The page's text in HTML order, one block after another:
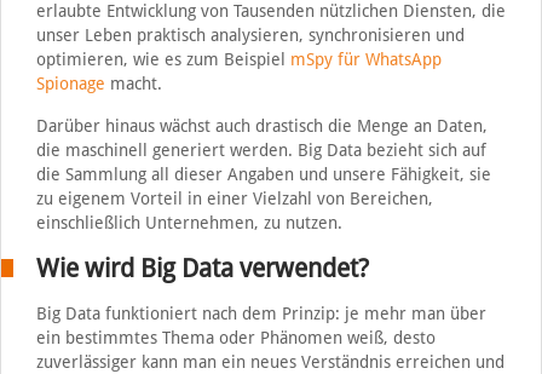
erlaubte Entwicklung von Tausenden nützlichen Diensten, die
unser Leben praktisch analysieren, synchronisieren und
optimieren, wie es zum Beispiel mSpy für WhatsApp
Spionage macht.
Darüber hinaus wächst auch drastisch die Menge an Daten,
die maschinell generiert werden. Big Data bezieht sich auf
die Sammlung all dieser Angaben und unsere Fähigkeit, sie
zu eigenem Vorteil in einer Vielzahl von Bereichen,
einschließlich Unternehmen, zu nutzen.
Wie wird Big Data verwendet?
Big Data funktioniert nach dem Prinzip: je mehr man über
ein bestimmtes Thema oder Phänomen weiß, desto
zuverlässiger kann man ein neues Verständnis erreichen und